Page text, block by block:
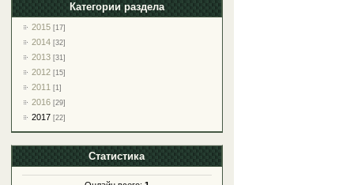
Категории раздела
2015 [17]
2014 [32]
2013 [31]
2012 [15]
2011 [1]
2016 [29]
2017 [22]
Статистика